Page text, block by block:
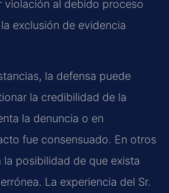
violación al debido proceso
exclusión de evidencia
la defensa puede
la credibilidad de la
la denuncia o en
fue consensuado. En otros
la posibilidad de que exista
La experiencia del Sr.